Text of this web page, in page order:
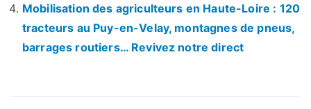
Mobilisation des agriculteurs en Haute-Loire : 120
tracteurs au Puy-en-Velay, montagnes de pneus,
barrages routiers… Revivez notre direct